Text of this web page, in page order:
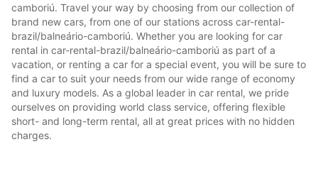
camboriú. Travel your way by choosing from our collection of
brand new cars, from one of our stations across car-rental-
brazil/balneário-camboriú. Whether you are looking for car
rental in car-rental-brazil/balneário-camboriú as part of a
vacation, or renting a car for a special event, you will be sure to
find a car to suit your needs from our wide range of economy
and luxury models. As a global leader in car rental, we pride
ourselves on providing world class service, offering flexible
short- and long-term rental, all at great prices with no hidden
charges.